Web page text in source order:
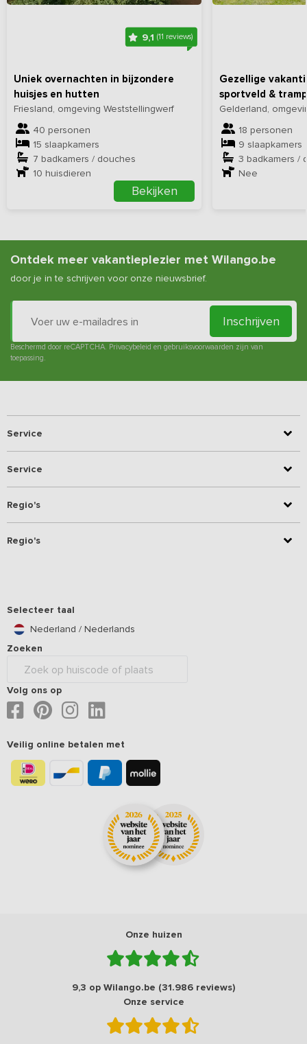
9,1(11 reviews)
Uniek overnachten in bijzondere
huisjes en hutten
Friesland, omgeving Weststellingwerf
40 personen
15 slaapkamers
7 badkamers / douches
10 huisdieren
Bekijken
Gezellige
sportveld &
Gelderland,
18 personen
9 slaapkamers
3 badkamers /
Nee
Ontdek meer vakantieplezier met Wilango.be
door je in te schrijven voor onze nieuwsbrief.
Inschrijven
Beschermd door reCAPTCHA. Privacybeleid en gebruiksvoorwaarden zijn van
toepassing.
Service
Service
Regio's
Regio's
Selecteer taal
Nederland / Nederlands
Zoeken
Volg ons op
Veilig online betalen met
Onze huizen
9,3 op Wilango.be (31.986 reviews)
Onze service